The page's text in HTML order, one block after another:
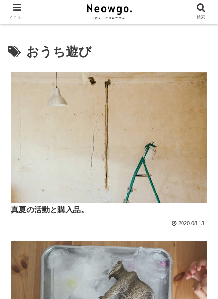
おうち遊び
真夏の活動と購入品。
2020.08.13
メニュー 検索